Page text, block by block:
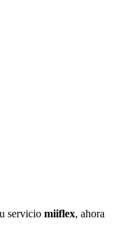
servicio miiflex, ahora